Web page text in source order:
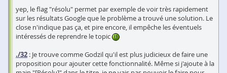
yep, le flag "résolu" permet par exemple de voir très rapidement
sur les résultats Google que le problème a trouvé une solution. Le
close n'indique pas ça, et pire encore, il empêche les éventuels
intéressés de reprendre le topic
./32 : Je trouve comme Godzil qu'il est plus judicieux de faire une
proposition pour ajouter cette fonctionnalité. Même si j'ajoute à la